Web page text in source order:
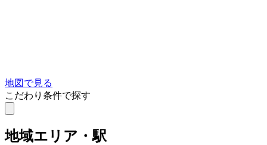
地図で見る
こだわり条件で探す
地域エリア・駅